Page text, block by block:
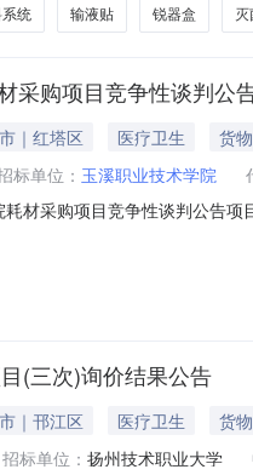
统 输液贴 锐器盒 灭
采购项目竞争性谈判公
｜红塔区 医疗卫生
货物
标单位： 玉溪职业技术学院
材采购项目竞争性谈判公告
预算金额（最高限价）：￥
(三次)询价结果公告
｜邗江区 医疗卫生
货物
招标单位： 扬州技术职业大学